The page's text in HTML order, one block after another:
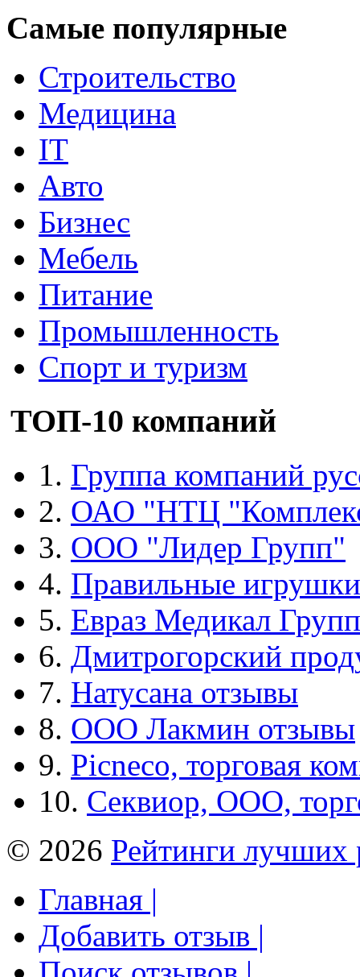
Самые популярные
Строительство
Медицина
IT
Авто
Бизнес
Мебель
Питание
Промышленность
Спорт и туризм
ТОП-10 компаний
1. Группа компаний
2. ОАО "НТЦ
3. ООО "Лидер Групп"
4. Правильные игрушки
5. Евраз Медикал Групп
6. Дмитрогорский
7. Натусана отзывы
8. ООО Лакмин отзывы
9. Picneco, торговая
10. Секвиор, ООО,
© 2026 Рейтинги лучших
Главная |
Добавить отзыв |